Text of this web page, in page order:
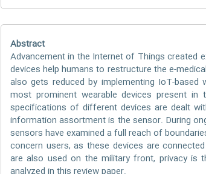
Abstract
Advancement in the Internet of Things created
devices help humans to restructure the e-
also gets reduced by implementing IoT-
most prominent wearable devices present
specifications of different devices are dealt
information assortment is the sensor. During
sensors have examined a full reach of
concern users, as these devices are
are also used on the military front, privacy is